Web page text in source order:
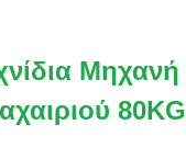
Μηχανή
80KG